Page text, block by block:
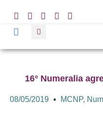
16° Numeralia
08/05/2019 MCNP,